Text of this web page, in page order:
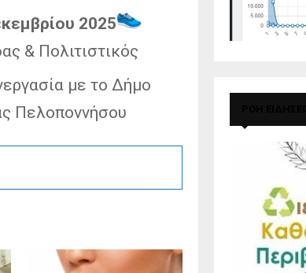
2025
& Πολιτιστικός
με το Δήμο
Πελοποννήσου